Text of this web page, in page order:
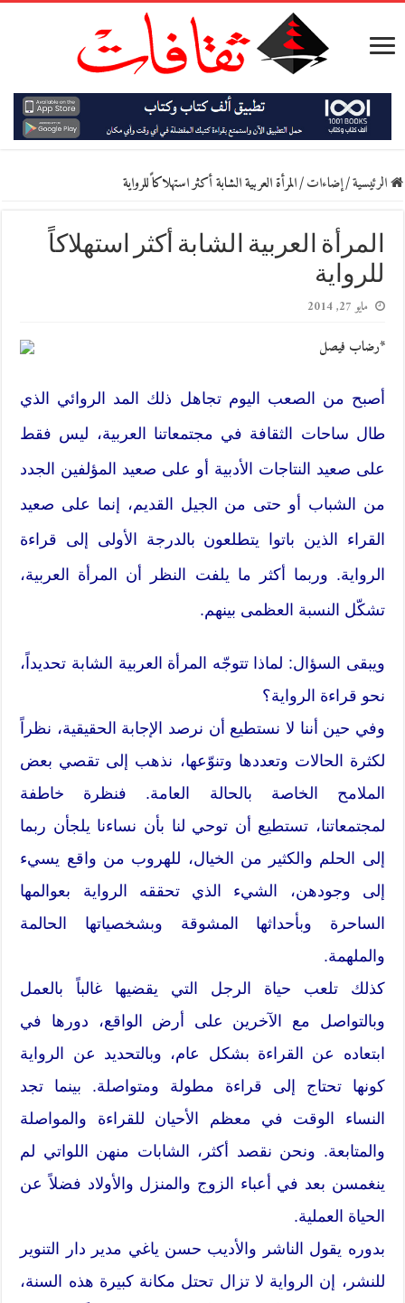
الرئيسية/إضاءات/المرأة العربية الشابة أكثر استهلاكاً للرواية
المرأة العربية الشابة أكثر استهلاكاً
للرواية
مايو 27, 2014
*رضاب فيصل
أصبح من الصعب اليوم تجاهل ذلك المد الروائي الذي
طال ساحات الثقافة في مجتمعاتنا العربية، ليس فقط
على صعيد النتاجات الأدبية أو على صعيد المؤلفين الجدد
من الشباب أو حتى من الجيل القديم، إنما على صعيد
القراء الذين باتوا يتطلعون بالدرجة الأولى إلى قراءة
الرواية. وربما أكثر ما يلفت النظر أن المرأة العربية،
تشكّل النسبة العظمى بينهم.
ويبقى السؤال: لماذا تتوجّه المرأة العربية الشابة تحديداً،
نحو قراءة الرواية؟
وفي حين أننا لا نستطيع أن نرصد الإجابة الحقيقية، نظراً
لكثرة الحالات وتعددها وتنوّعها، نذهب إلى تقصي بعض
الملامح الخاصة بالحالة العامة. فنظرة خاطفة
لمجتمعاتنا، تستطيع أن توحي لنا بأن نساءنا يلجأن ربما
إلى الحلم والكثير من الخيال، للهروب من واقع يسيء
إلى وجودهن، الشيء الذي تحققه الرواية بعوالمها
الساحرة وبأحداثها المشوقة وبشخصياتها الحالمة
والملهمة.
كذلك تلعب حياة الرجل التي يقضيها غالباً بالعمل
وبالتواصل مع الآخرين على أرض الواقع، دورها في
ابتعاده عن القراءة بشكل عام، وبالتحديد عن الرواية
كونها تحتاج إلى قراءة مطولة ومتواصلة. بينما تجد
النساء الوقت في معظم الأحيان للقراءة والمواصلة
والمتابعة. ونحن نقصد أكثر، الشابات منهن اللواتي لم
ينغمسن بعد في أعباء الزوج والمنزل والأولاد فضلاً عن
الحياة العملية.
بدوره يقول الناشر والأديب حسن ياغي مدير دار التنوير
للنشر، إن الرواية لا تزال تحتل مكانة كبيرة هذه السنة،